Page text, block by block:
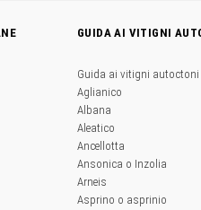
GUIDA AI VITIGNI
Guida ai vitigni
Aglianico
Albana
Aleatico
Ancellotta
Ansonica o Inzolia
Arneis
Asprino o asprinio